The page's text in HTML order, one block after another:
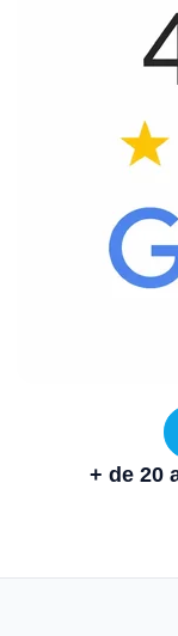
+ de 20